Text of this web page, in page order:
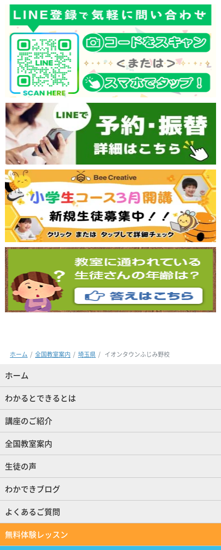
ホーム 全国教室案内 埼玉県 イオンタウンふじみ野校
ホーム
わかるとできるとは
講座のご紹介
全国教室案内
生徒の声
わかできブログ
よくあるご質問
無料体験レッスン